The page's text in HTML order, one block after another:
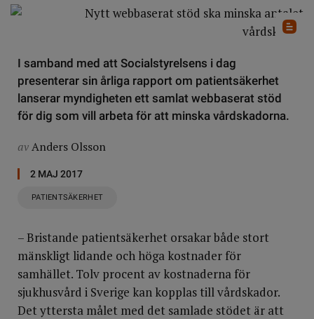
I samband med att Socialstyrelsens i dag
presenterar sin årliga rapport om patientsäkerhet
lanserar myndigheten ett samlat webbaserat stöd
för dig som vill arbeta för att minska vårdskadorna.
avAnders Olsson
2 MAJ 2017
PATIENTSÄKERHET
– Bristande patientsäkerhet orsakar både stort
mänskligt lidande och höga kostnader för
samhället. Tolv procent av kostnaderna för
sjukhusvård i Sverige kan kopplas till vårdskador.
Det yttersta målet med det samlade stödet är att